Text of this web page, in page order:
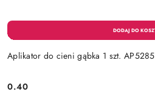
Aplikator do cieni gąbka 1 szt. AP5285
0.40